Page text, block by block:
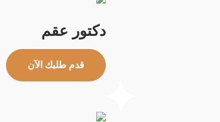
دكتور عقم
قدم طلبك الآن